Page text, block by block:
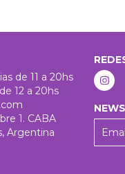
de 11 a 20hs
12 a 20hs
1. CABA
Argentina